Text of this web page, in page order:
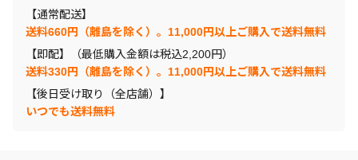
【通常配送】
送料660円（離島を除く）。11,000円以上ご購入で送料無料
【即配】（最低購入金額は税込2,200円）
送料330円（離島を除く）。11,000円以上ご購入で送料無料
【後日受け取り（全店舗）】
いつでも送料無料